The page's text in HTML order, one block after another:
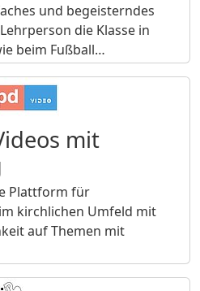
und begeisterndes
die Klasse in
beim Fußball…
mit
Plattform für
kirchlichen Umfeld mit
auf Themen mit